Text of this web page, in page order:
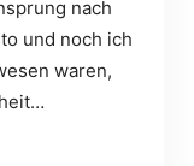
nach
und noch ich
waren,